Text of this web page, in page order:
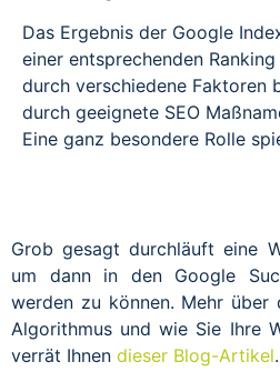
Das Ergebnis der Google
einer entsprechenden
durch verschiedene Faktoren
durch geeignete SEO
Eine ganz besondere Rolle
Grob gesagt durchläuft eine
um dann in den Google
werden zu können. Mehr über
Algorithmus und wie Sie Ihre
verrät Ihnen dieser Blog-Artikel.